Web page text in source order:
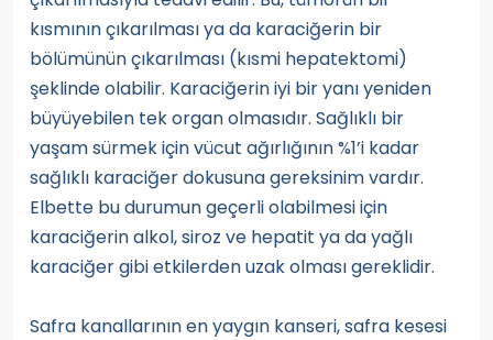
kısmının çıkarılması ya da karaciğerin bir
bölümünün çıkarılması (kısmi hepatektomi)
şeklinde olabilir. Karaciğerin iyi bir yanı yeniden
büyüyebilen tek organ olmasıdır. Sağlıklı bir
yaşam sürmek için vücut ağırlığının %1’i kadar
sağlıklı karaciğer dokusuna gereksinim vardır.
Elbette bu durumun geçerli olabilmesi için
karaciğerin alkol, siroz ve hepatit ya da yağlı
karaciğer gibi etkilerden uzak olması gereklidir.
Safra kanallarının en yaygın kanseri, safra kesesi